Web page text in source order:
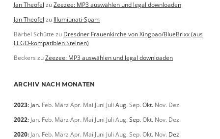
Jan Theofel zuZeezee: MP3 auswählen und legal downloaden
Jan Theofel zu Illumiunati-Spam
Bärbel Schütte zu Dresdner Frauenkirche von Xingbao/BlueBrixx (aus
LEGO-kompatiblen Steinen)
Beckers zuZeezee: MP3 auswählen und legal downloaden
ARCHIV NACH MONATEN
2023: Jan. Feb. März Apr. Mai Juni Juli Aug.Sep.Okt. Nov. Dez.
2022: Jan. Feb. März Apr. Mai Juni Juli Aug.Sep.Okt. Nov. Dez.
2020: Jan. Feb. März Apr. Mai Juni Juli Aug.Sep.Okt. Nov. Dez.